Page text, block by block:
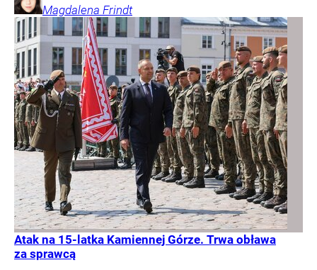
Magdalena Frindt
Atak na 15-latka Kamiennej Górze. Trwa obława
za sprawcą